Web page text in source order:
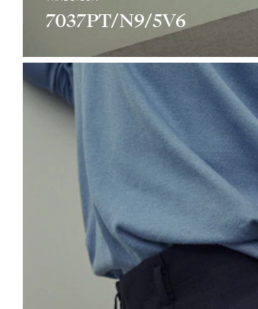
7037PT/N9/5V6